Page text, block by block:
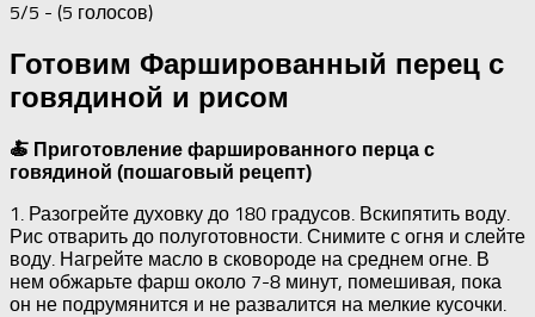
5/5 - (5 голосов)
Готовим Фаршированный перец с
говядиной и рисом
🍝 Приготовление фаршированного перца с
говядиной (пошаговый рецепт)
1. Разогрейте духовку до 180 градусов. Вскипятить воду.
Рис отварить до полуготовности. Снимите с огня и слейте
воду. Нагрейте масло в сковороде на среднем огне. В
нем обжарьте фарш около 7-8 минут, помешивая, пока
он не подрумянится и не развалится на мелкие кусочки.